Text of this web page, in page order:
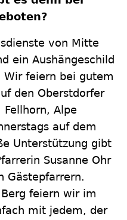
von Mitte
ein Aushängeschild
Wir feiern bei gutem
den Oberstdorfer
Fellhorn, Alpe
auf dem
Unterstützung gibt
Susanne Ohr
Gästepfarrern.
feiern wir im
mit jedem, der